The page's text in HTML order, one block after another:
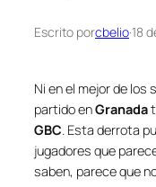
Escrito porcbelio·18
Ni en el mejor de
partido enGranada
GBC. Esta derrota
jugadores que
saben, parece que